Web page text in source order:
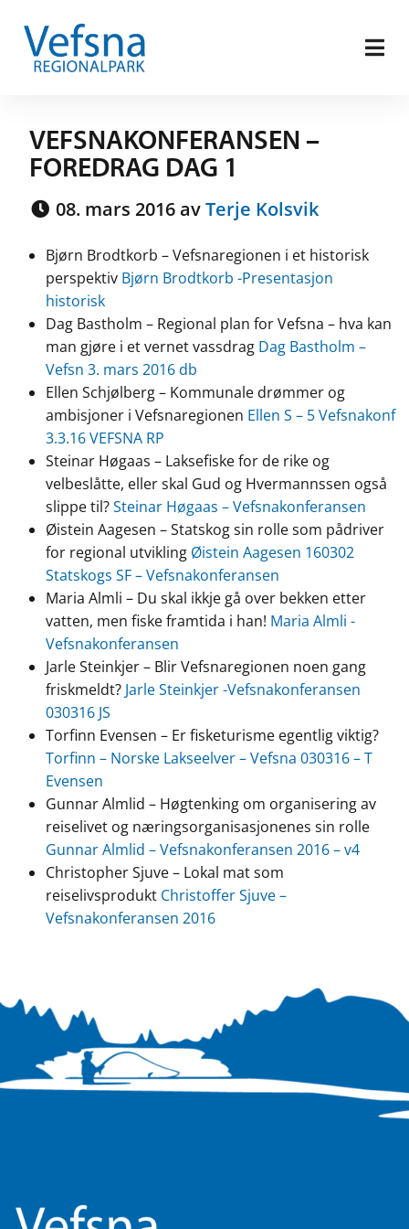
VEFSNAKONFERANSEN –
FOREDRAG DAG 1
08. mars 2016 avTerje Kolsvik
Bjørn Brodtkorb – Vefsnaregionen i et historisk
perspektiv Bjørn Brodtkorb -Presentasjon
historisk
Dag Bastholm – Regional plan for Vefsna – hva kan
man gjøre i et vernet vassdrag Dag Bastholm –
Vefsn 3. mars 2016 db
Ellen Schjølberg – Kommunale drømmer og
ambisjoner i Vefsnaregionen Ellen S – 5 Vefsnakonf
3.3.16 VEFSNA RP
Steinar Høgaas – Laksefiske for de rike og
velbeslåtte, eller skal Gud og Hvermannssen også
slippe til?Steinar Høgaas – Vefsnakonferansen
Øistein Aagesen – Statskog sin rolle som pådriver
for regional utvikling Øistein Aagesen 160302
Statskogs SF – Vefsnakonferansen
Maria Almli – Du skal ikkje gå over bekken etter
vatten, men fiske framtida i han! Maria Almli -
Vefsnakonferansen
Jarle Steinkjer – Blir Vefsnaregionen noen gang
friskmeldt? Jarle Steinkjer -Vefsnakonferansen
030316 JS
Torfinn Evensen – Er fisketurisme egentlig viktig?
Torfinn – Norske Lakseelver – Vefsna 030316 – T
Evensen
Gunnar Almlid – Høgtenking om organisering av
reiselivet og næringsorganisasjonenes sin rolle
Gunnar Almlid – Vefsnakonferansen 2016 – v4
Christopher Sjuve – Lokal mat som
reiselivsprodukt Christoffer Sjuve –
Vefsnakonferansen 2016